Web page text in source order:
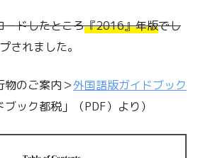
ードしたところ『2016』年版でし
されました。
物のご案内＞外国語版ガイドブック
ック都税」（PDF）より）